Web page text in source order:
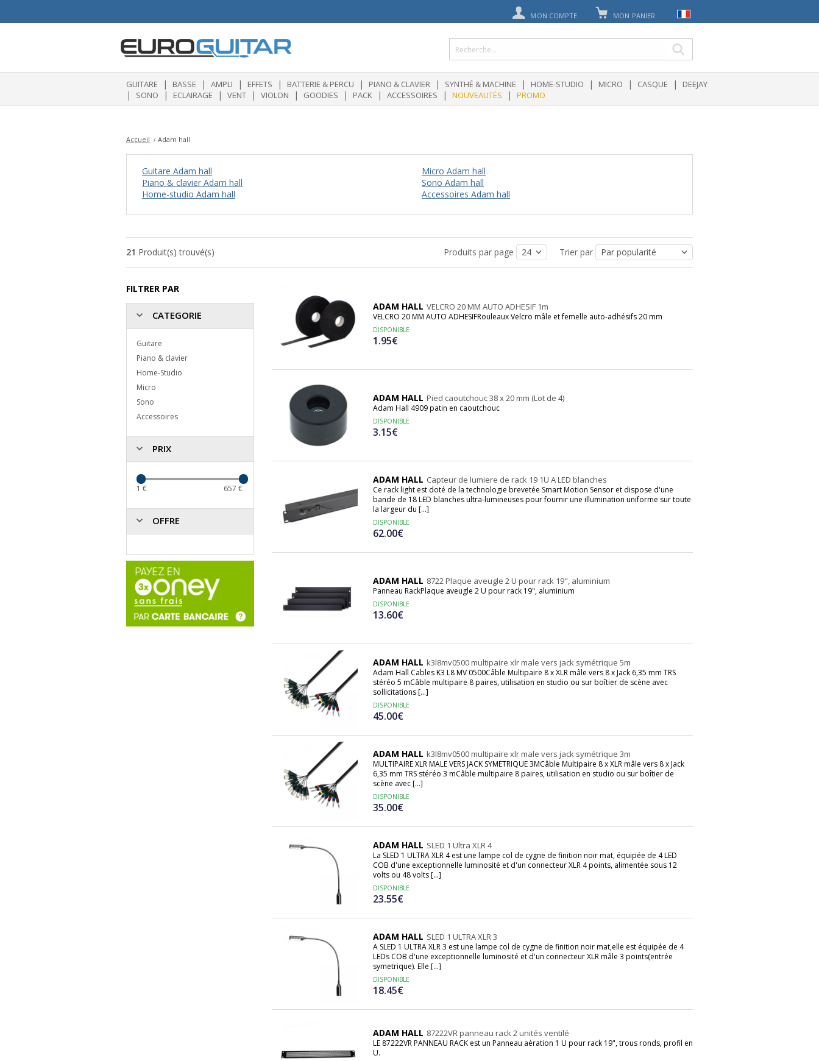
MON COMPTE MON PANIER
GUITARE | BASSE | AMPLI | EFFETS | BATTERIE & PERCU | PIANO & CLAVIER | SYNTHÉ & MACHINE | HOME-STUDIO | MICRO | CASQUE | DEEJAY
| SONO | ECLAIRAGE | VENT | VIOLON | GOODIES | PACK | ACCESSOIRES | NOUVEAUTÉS | PROMO
Accueil Adam hall
Guitare Adam hall
Piano & clavier Adam hall
Home-studio Adam hall
Micro Adam hall
Sono Adam hall
Accessoires Adam hall
21 Produit(s) trouvé(s) Produits par page Trier par
FILTRER PAR
CATEGORIE
Guitare
Piano & clavier
Home-Studio
Micro
Sono
Accessoires
PRIX
1 € 657 €
OFFRE
ADAM HALL VELCRO 20 MM AUTO ADHESIF 1m
VELCRO 20 MM AUTO ADHESIFRouleaux Velcro mâle et femelle auto-adhésifs 20 mm
DISPONIBLE
1.95€
ADAM HALL Pied caoutchouc 38 x 20 mm (Lot de 4)
Adam Hall 4909 patin en caoutchouc
DISPONIBLE
3.15€
ADAM HALL Capteur de lumiere de rack 19 1U A LED blanches
Ce rack light est doté de la technologie brevetée Smart Motion Sensor et dispose d'une
bande de 18 LED blanches ultra-lumineuses pour fournir une illumination uniforme sur toute
la largeur du [...]
DISPONIBLE
62.00€
ADAM HALL 8722 Plaque aveugle 2 U pour rack 19", aluminium
Panneau RackPlaque aveugle 2 U pour rack 19", aluminium
DISPONIBLE
13.60€
ADAM HALL k3l8mv0500 multipaire xlr male vers jack symétrique 5m
Adam Hall Cables K3 L8 MV 0500Câble Multipaire 8 x XLR mâle vers 8 x Jack 6,35 mm TRS
stéréo 5 mCâble multipaire 8 paires, utilisation en studio ou sur boîtier de scène avec
sollicitations [...]
DISPONIBLE
45.00€
ADAM HALL k3l8mv0500 multipaire xlr male vers jack symétrique 3m
MULTIPAIRE XLR MALE VERS JACK SYMETRIQUE 3MCâble Multipaire 8 x XLR mâle vers 8 x Jack
6,35 mm TRS stéréo 3 mCâble multipaire 8 paires, utilisation en studio ou sur boîtier de
scène avec [...]
DISPONIBLE
35.00€
ADAM HALL SLED 1 Ultra XLR 4
La SLED 1 ULTRA XLR 4 est une lampe col de cygne de finition noir mat, équipée de 4 LED
COB d'une exceptionnelle luminosité et d'un connecteur XLR 4 points, alimentée sous 12
volts ou 48 volts [...]
DISPONIBLE
23.55€
ADAM HALL SLED 1 ULTRA XLR 3
A SLED 1 ULTRA XLR 3 est une lampe col de cygne de finition noir mat,elle est équipée de 4
LEDs COB d'une exceptionnelle luminosité et d'un connecteur XLR mâle 3 points(entrée
symetrique). Elle [...]
DISPONIBLE
18.45€
ADAM HALL 87222VR panneau rack 2 unités ventilé
LE 87222VR PANNEAU RACK est un Panneau aération 1 U pour rack 19", trous ronds, profil en
U.